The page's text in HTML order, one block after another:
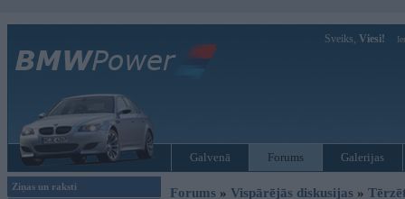
Sveiks, Viesi!
Galvenā Forums Galerijas
Ziņas un raksti
Forums » Vispārējās diskusijas »